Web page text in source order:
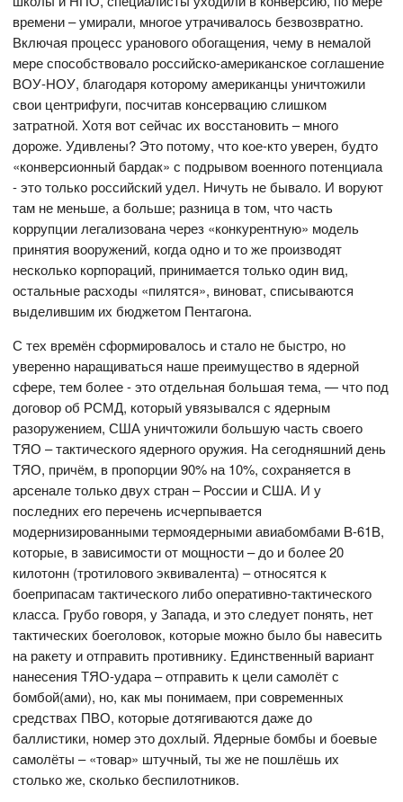
времени – умирали, многое утрачивалось безвозвратно.
Включая процесс уранового обогащения, чему в немалой
мере способствовало российско-американское соглашение
ВОУ-НОУ, благодаря которому американцы уничтожили
свои центрифуги, посчитав консервацию слишком
затратной. Хотя вот сейчас их восстановить – много
дороже. Удивлены? Это потому, что кое-кто уверен, будто
«конверсионный бардак» с подрывом военного потенциала
- это только российский удел. Ничуть не бывало. И воруют
там не меньше, а больше; разница в том, что часть
коррупции легализована через «конкурентную» модель
принятия вооружений, когда одно и то же производят
несколько корпораций, принимается только один вид,
остальные расходы «пилятся», виноват, списываются
выделившим их бюджетом Пентагона.
С тех времён сформировалось и стало не быстро, но
уверенно наращиваться наше преимущество в ядерной
сфере, тем более - это отдельная большая тема, — что под
договор об РСМД, который увязывался с ядерным
разоружением, США уничтожили большую часть своего
ТЯО – тактического ядерного оружия. На сегодняшний день
ТЯО, причём, в пропорции 90% на 10%, сохраняется в
арсенале только двух стран – России и США. И у
последних его перечень исчерпывается
модернизированными термоядерными авиабомбами B-61B,
которые, в зависимости от мощности – до и более 20
килотонн (тротилового эквивалента) – относятся к
боеприпасам тактического либо оперативно-тактического
класса. Грубо говоря, у Запада, и это следует понять, нет
тактических боеголовок, которые можно было бы навесить
на ракету и отправить противнику. Единственный вариант
нанесения ТЯО-удара – отправить к цели самолёт с
бомбой(ами), но, как мы понимаем, при современных
средствах ПВО, которые дотягиваются даже до
баллистики, номер это дохлый. Ядерные бомбы и боевые
самолёты – «товар» штучный, ты же не пошлёшь их
столько же, сколько беспилотников.